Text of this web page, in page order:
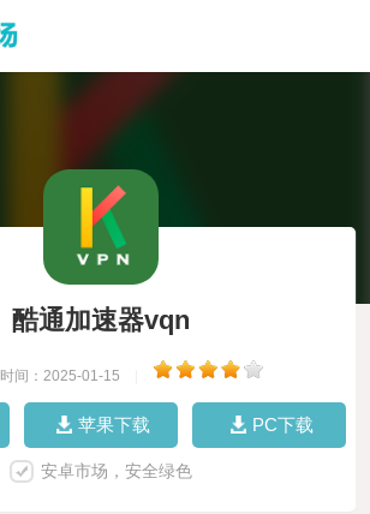
酷通加速器vqn
时间：2025-01-15
苹果下载 PC下载
安卓市场，安全绿色